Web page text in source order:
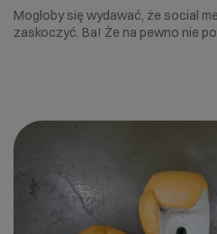
Mogłoby się wydawać, że social
zaskoczyć. Ba! Że na pewno nie